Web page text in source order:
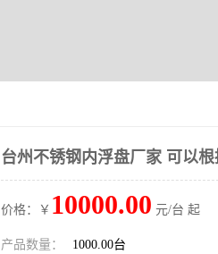
台州不锈钢内浮盘厂家 可以
价格：￥ 10000.00 元/台 起
产品数量： 1000.00台